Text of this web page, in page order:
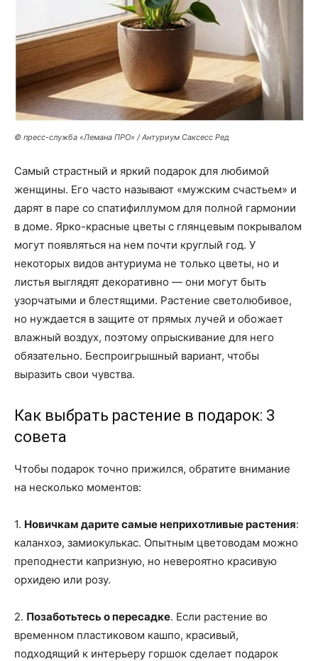
© пресс-служба «Лемана ПРО» / Антуриум Саксесс Ред
Самый страстный и яркий подарок для любимой
женщины. Его часто называют «мужским счастьем» и
дарят в паре со спатифиллумом для полной гармонии
в доме. Ярко-красные цветы с глянцевым покрывалом
могут появляться на нем почти круглый год. У
некоторых видов антуриума не только цветы, но и
листья выглядят декоративно — они могут быть
узорчатыми и блестящими. Растение светолюбивое,
но нуждается в защите от прямых лучей и обожает
влажный воздух, поэтому опрыскивание для него
обязательно. Беспроигрышный вариант, чтобы
выразить свои чувства.
Как выбрать растение в подарок: 3
совета
Чтобы подарок точно прижился, обратите внимание
на несколько моментов:
1. Новичкам дарите самые неприхотливые растения:
каланхоэ, замиокулькас. Опытным цветоводам можно
преподнести капризную, но невероятно красивую
орхидею или розу.
2. Позаботьтесь о пересадке. Если растение во
временном пластиковом кашпо, красивый,
подходящий к интерьеру горшок сделает подарок